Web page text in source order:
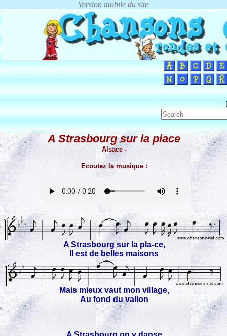
A Strasbourg sur la place
Alsace -
Ecoutez la musique :
A Strasbourg sur la pla-ce,
Il est de belles maisons
Mais mieux vaut mon village,
Au fond du vallon